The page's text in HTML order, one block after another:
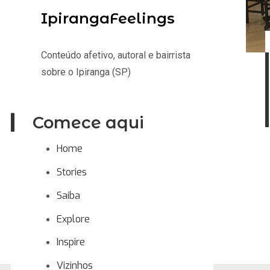
IpirangaFeelings
Conteúdo afetivo, autoral e bairrista
sobre o Ipiranga (SP)
Comece aqui
Home
Stories
Saiba
Explore
Inspire
Vizinhos